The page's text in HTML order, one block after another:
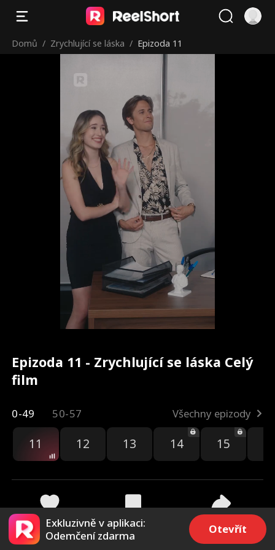
Domů / Zrychlující se láska / Epizoda 11
Epizoda 11 - Zrychlující se láska Celý
film
0-49 50-57 Všechny epizody
11 12 13 14 15
2.5k 1.8k Sdílet
Exkluzivně v aplikaci:
Odemčení zdarma
Otevřít